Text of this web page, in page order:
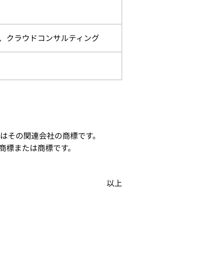
クラウドコンサルティング
の関連会社の商標です。
または商標です。
以上